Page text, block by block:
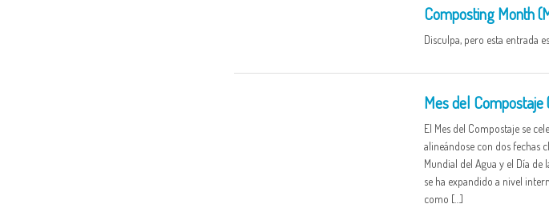
Composting Month
Disculpa, pero esta entrada
Mes del
El Mes del Compostaje se
alineándose con dos fechas
Mundial del Agua y el Día de
se ha expandido a nivel
como […]